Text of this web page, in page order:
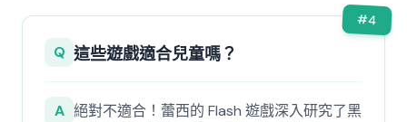
#4
Q 這些遊戲適合兒童嗎？
A 絕對不適合！蕾西的 Flash 遊戲深入研究了黑